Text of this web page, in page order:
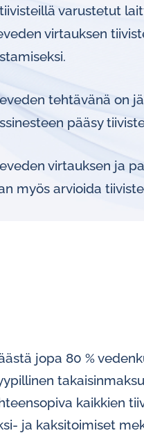
varustetut
virtauksen
tehtävänä on
pääsy
virtauksen ja
myös arvioida
jopa 80 %
kaikkien
ja kaksitoimiset